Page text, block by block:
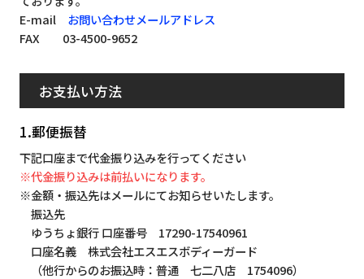
E-mail お問い合わせメールアドレス
FAX 03-4500-9652
お支払い方法
1.郵便振替
下記口座まで代金振り込みを行ってください
※代金振り込みは前払いになります。
※金額・振込先はメールにてお知らせいたします。
振込先
ゆうちょ銀行 口座番号 17290-17540961
口座名義 株式会社エスエスボディーガード
（他行からのお振込時：普通 七二八店 1754096）